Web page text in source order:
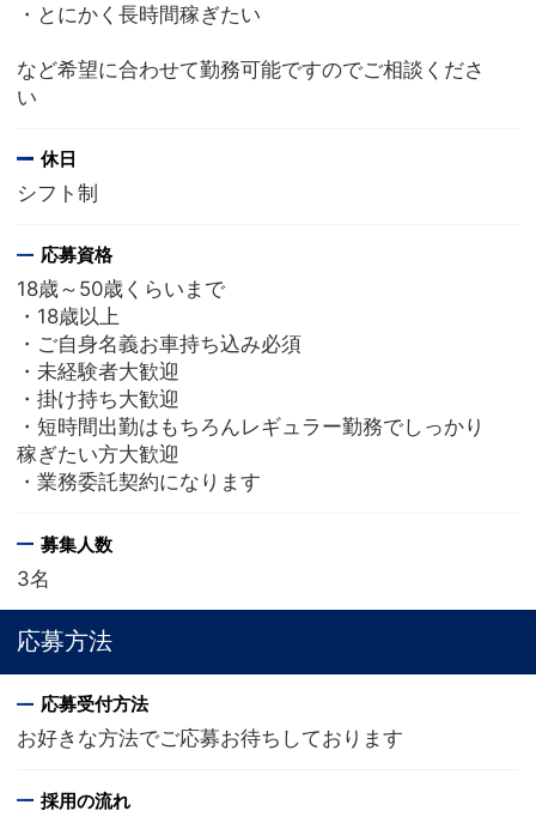
・とにかく長時間稼ぎたい
など希望に合わせて勤務可能ですのでご相談くださ
い
休日
シフト制
応募資格
18歳～50歳くらいまで
・18歳以上
・ご自身名義お車持ち込み必須
・未経験者大歓迎
・掛け持ち大歓迎
・短時間出勤はもちろんレギュラー勤務でしっかり
稼ぎたい方大歓迎
・業務委託契約になります
募集人数
3名
応募方法
応募受付方法
お好きな方法でご応募お待ちしております
採用の流れ